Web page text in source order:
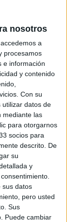
nosotros
a
procesamos
e información
y contenido
Con su
utilizar datos de
mediante las
para otorgarnos
socios para
descrito. De
su
y
sus datos
pero usted
Sus
Puede cambiar
por